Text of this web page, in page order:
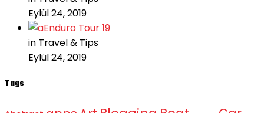
Eylül 24, 2019
Enduro Tour 19
in Travel & Tips
Eylül 24, 2019
Tags